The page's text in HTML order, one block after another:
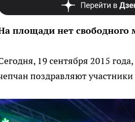
площади нет свободного
19 сентября 2015
поздравляют участники